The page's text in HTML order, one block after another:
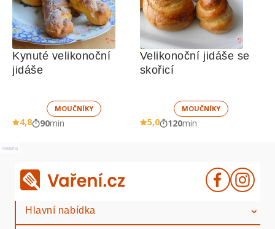
Kynuté velikonoční
jidáše
MOUČNÍKY
4,8 90min
Velikonoční jidáše se
skořicí
MOUČNÍKY
5,0 120min
Reklama
Hlavní nabídka